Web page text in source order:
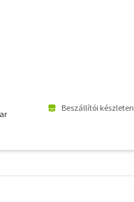
Beszállítói készleten